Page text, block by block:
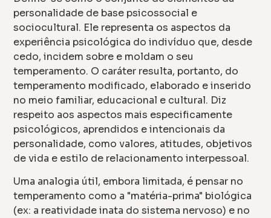
personalidade de base psicossocial e
sociocultural. Ele representa os aspectos da
experiência psicológica do indivíduo que, desde
cedo, incidem sobre e moldam o seu
temperamento. O caráter resulta, portanto, do
temperamento modificado, elaborado e inserido
no meio familiar, educacional e cultural. Diz
respeito aos aspectos mais especificamente
psicológicos, aprendidos e intencionais da
personalidade, como valores, atitudes, objetivos
de vida e estilo de relacionamento interpessoal.
Uma analogia útil, embora limitada, é pensar no
temperamento como a "matéria-prima" biológica
(ex: a reatividade inata do sistema nervoso) e no